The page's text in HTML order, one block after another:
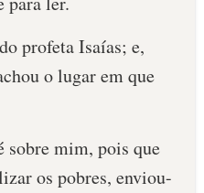
profeta Isaías; e,
o lugar em que
sobre mim, pois que
os pobres, enviou-